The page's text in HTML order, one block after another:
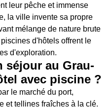
leur pêche et immense
la ville invente sa propre
mélange de nature brute
d'hôtels offrent le
d'exploration.
séjour au Grau-
avec piscine ?
le marché du port,
et tellines fraîches à la clé.